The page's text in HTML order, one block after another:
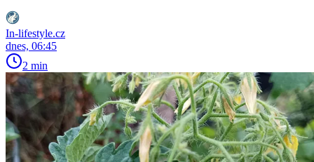
In-lifestyle.cz
dnes, 06:45
2 min